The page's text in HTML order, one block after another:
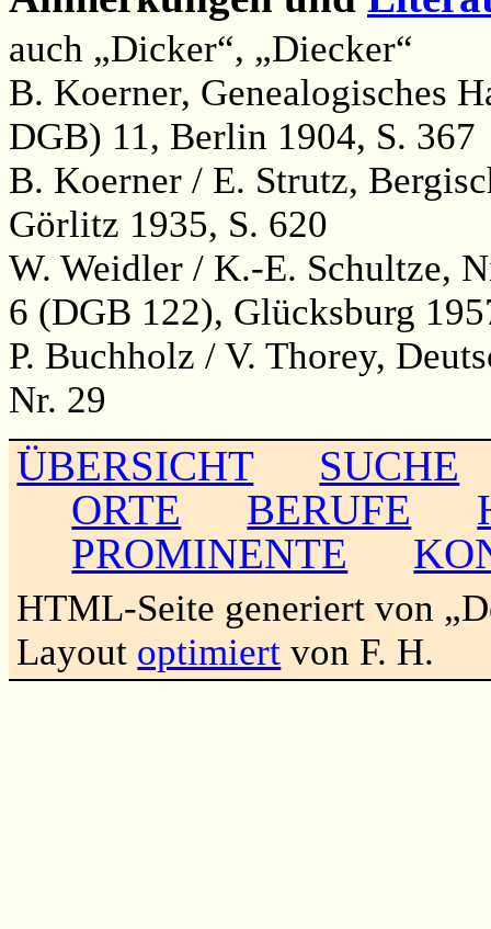
auch „Dicker“, „Diecker“
B. Koerner, Genealogisches
DGB) 11, Berlin 1904, S. 367
B. Koerner / E. Strutz,
Görlitz 1935, S. 620
W. Weidler / K.-E. Schultze,
6 (DGB 122), Glücksburg
P. Buchholz / V. Thorey,
Nr. 29
ÜBERSICHT
SUCHE
ORTE
BERUFE
PROMINENTE
HTML-Seite generiert von
Layout optimiert von F. H.